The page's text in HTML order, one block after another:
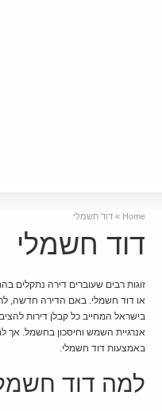
Home
» דוד חשמלי
דוד חשמלי
זוגות רבים שעוברים דירה נתקלים
או דוד חשמלי. באם הדירה חדשה,
בישראל המחייב כל קבלן דירות
אנרגיית השמש וחיסכון בחשמל.
באמצעות דוד חשמלי.
למה דוד